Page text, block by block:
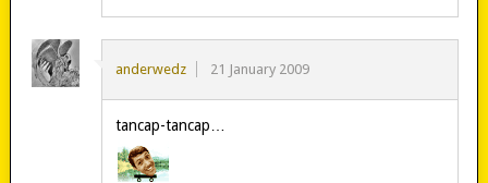
anderwedz 21 January 2009
tancap-tancap…